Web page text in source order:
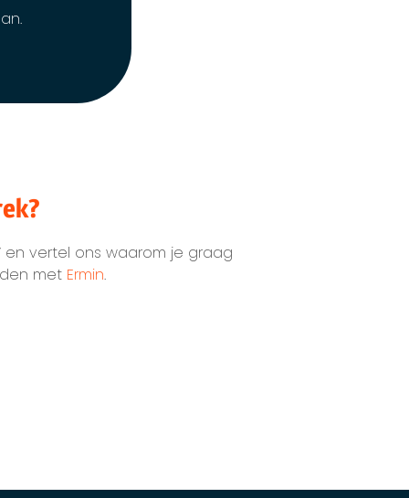
vertel ons waarom je graag
met Ermin.